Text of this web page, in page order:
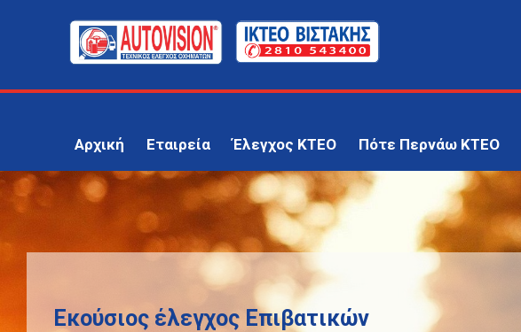
Αρχική Εταιρεία Έλεγχος ΚΤΕΟ Πότε Περνάω ΚΤΕΟ
Εκούσιος έλεγχος Επιβατικών